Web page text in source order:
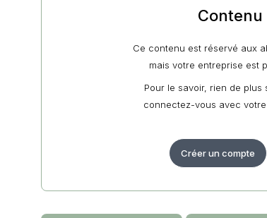
Contenu
Ce contenu est réservé aux
mais votre entreprise est
Pour le savoir, rien de
connectez-vous avec
Créer un compte